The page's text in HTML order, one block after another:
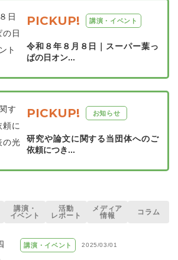
PICKUP! 講演・イベント
令和８年８月８日｜スーパー葉っ
ぱの日オン...
PICKUP! お知らせ
研究や論文に関する当団体へのご
依頼につき...
講演・
イベント
活動
レポート
メディア
情報
コラム
講演・イベント 2025/03/01